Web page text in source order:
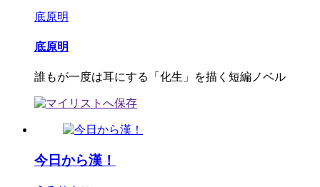
底原明
底原明
誰もが一度は耳にする「化生」を描く短編ノベル
今日から漢！